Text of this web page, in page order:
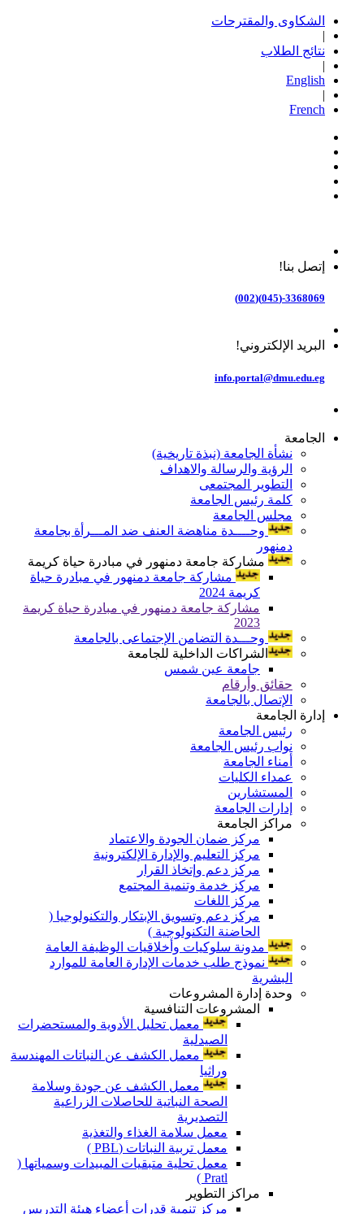
الشكاوى والمقترحات
|
نتائج الطلاب
|
English
|
French
إتصل بنا!
3368069-(045)(002)
البريد الإلكتروني!
info.portal@dmu.edu.eg
الجامعة
نشأة الجامعة (نبذة تاريخية)
الرؤية والرسالة والاهداف
التطوير المجتمعى
كلمة رئيس الجامعة
مجلس الجامعة
وحــــدة مناهضة العنف ضد المـــرأة بجامعة
دمنهور
مشاركة جامعة دمنهور في مبادرة حياة كريمة
مشاركة جامعة دمنهور في مبادرة حياة
كريمة 2024
مشاركة جامعة دمنهور في مبادرة حياة كريمة
2023
وحـــدة التضامن الإجتماعى بالجامعة
الشراكات الداخلية للجامعة
جامعة عين شمس
حقائق وأرقام
الإتصال بالجامعة
إدارة الجامعة
رئيس الجامعة
نواب رئيس الجامعة
أمناء الجامعة
عمداء الكليات
المستشارين
إدارات الجامعة
مراكز الجامعة
مركز ضمان الجودة والاعتماد
مركز التعليم والإدارة الإلكترونية
مركز دعم وإتخاذ القرار
مركز خدمة وتنمية المجتمع
مركز اللغات
مركز دعم وتسويق الإبتكار والتكنولوجيا (
الحاضنة التكنولوجية )
مدونة سلوكيات وأخلاقيات الوظيفة العامة
نموذج طلب خدمات الإدارة العامة للموارد
البشرية
وحدة إدارة المشروعات
المشروعات التنافسية
معمل تحليل الأدوية والمستحضرات
الصيدلية
معمل الكشف عن النباتات المهندسة
وراثيا
معمل الكشف عن جودة وسلامة
الصحة النباتية للحاصلات الزراعية
التصديرية
معمل سلامة الغذاء والتغذية
معمل تربية النباتات (PBL )
معمل تحلية متبقيات المبيدات وسمياتها (
Pratl )
مراكز التطوير
مركز تنمية قدرات أعضاء هيئة التدريس